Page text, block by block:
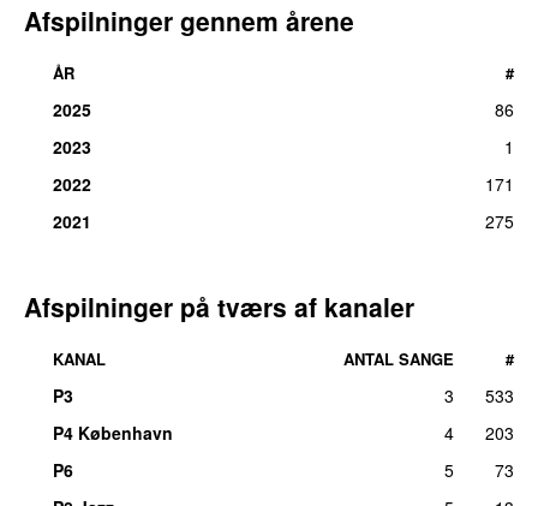
Afspilninger gennem årene
ÅR #
2025
86
2023
1
2022
171
2021
275
Afspilninger på tværs af kanaler
KANAL ANTAL SANGE #
P3 3
533
P4 København
4
203
P6
5
73